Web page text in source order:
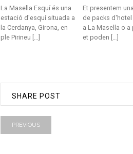
La Masella Esquí és una
estació d'esquí situada a
la Cerdanya, Girona, en
ple Pirineu […]
Et presentem
de packs
a La Masella o
et poden […]
SHARE POST
PREVIOUS